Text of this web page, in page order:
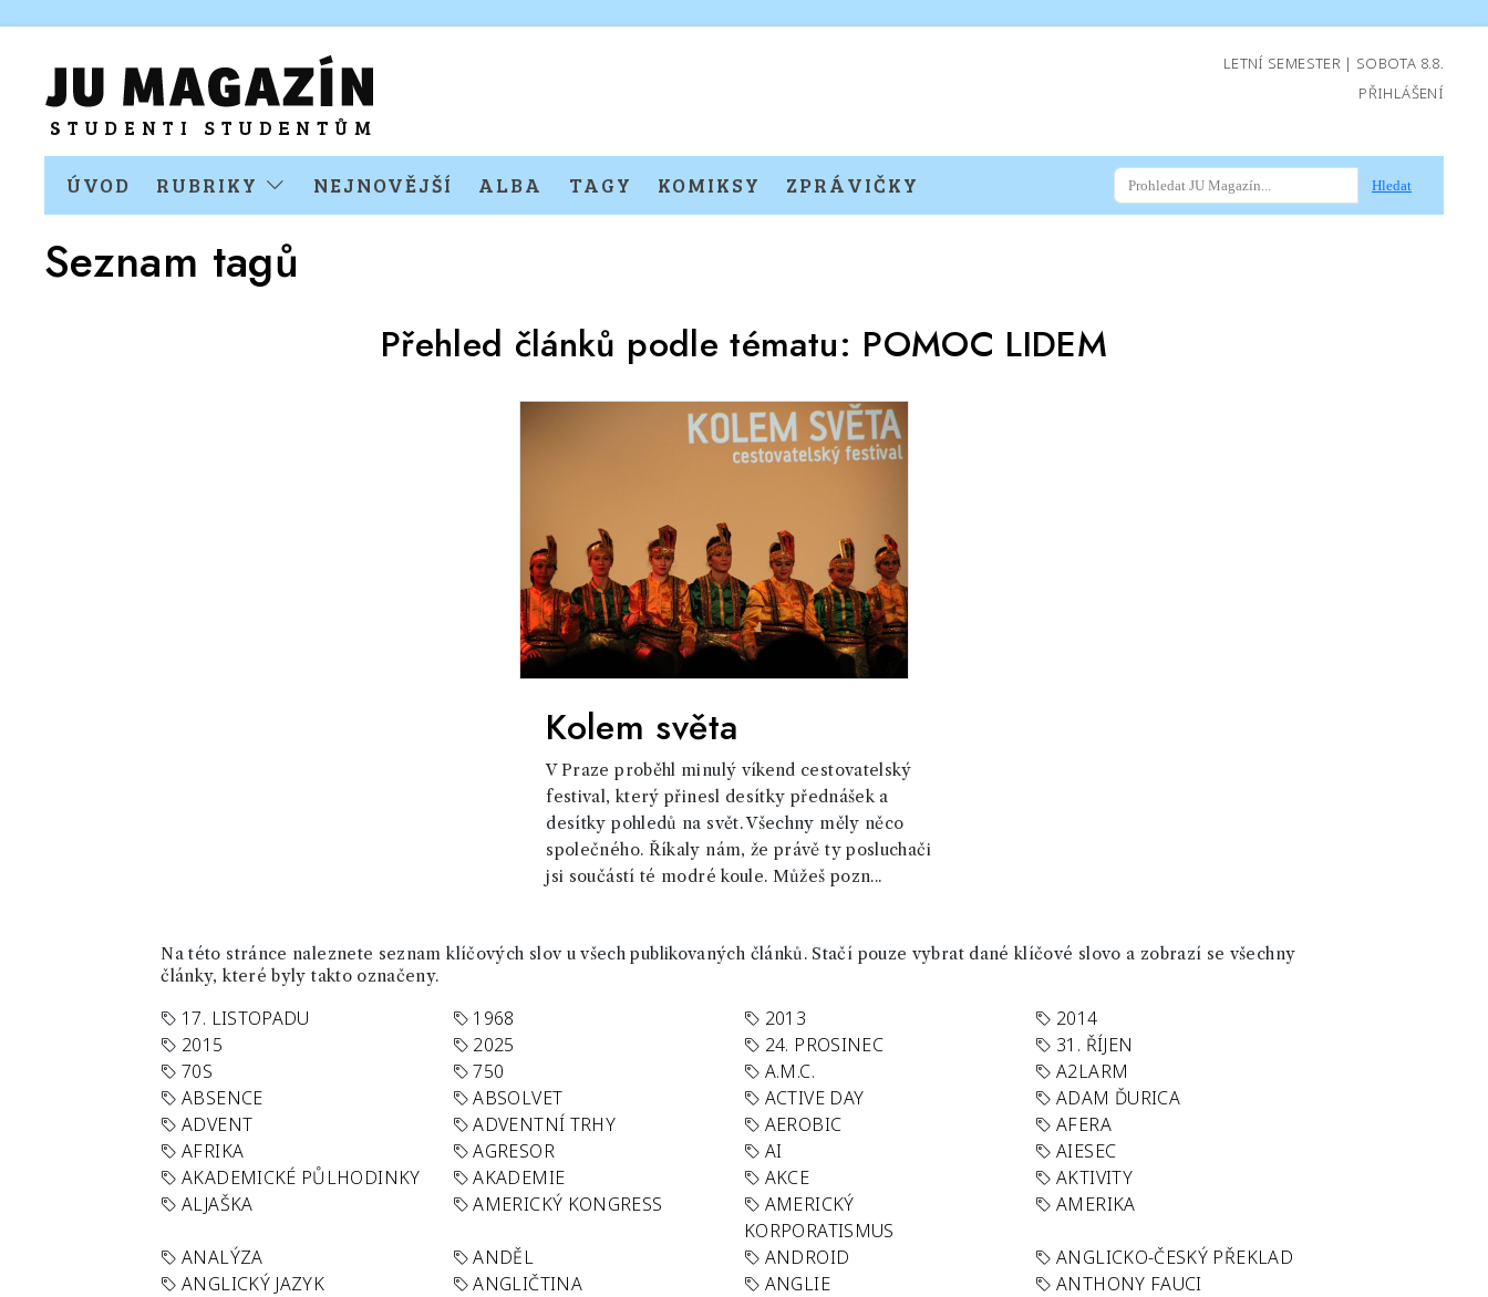
LETNÍ SEMESTER | SOBOTA 8.8.
PŘIHLÁŠENÍ
ÚVOD RUBRIKY NEJNOVĚJŠÍ ALBA TAGY KOMIKSY ZPRÁVIČKY Hledat
Seznam tagů
Přehled článků podle tématu: POMOC LIDEM
Kolem světa
V Praze proběhl minulý víkend cestovatelský
festival, který přinesl desítky přednášek a
desítky pohledů na svět. Všechny měly něco
společného. Říkaly nám, že právě ty posluchači
jsi součástí té modré koule. Můžeš pozn...
Na této stránce naleznete seznam klíčových slov u všech publikovaných článků. Stačí pouze vybrat dané klíčové slovo a zobrazí se všechny
články, které byly takto označeny.
17. LISTOPADU 1968 2013
2014
2015
2025 24. PROSINEC
31. ŘÍJEN
70S
750 A.M.C.
A2LARM
ABSENCE
ABSOLVET ACTIVE DAY
ADAM ĎURICA
ADVENT
ADVENTNÍ TRHY AEROBIC
AFERA
AFRIKA
AGRESOR AI
AIESEC
AKADEMICKÉ PŮLHODINKY
AKADEMIE AKCE
AKTIVITY
ALJAŠKA
AMERICKÝ KONGRESS
AMERICKÝ
KORPORATISMUS
AMERIKA
ANALÝZA ANDĚL ANDROID
ANGLICKO-ČESKÝ PŘEKLAD
ANGLICKÝ JAZYK
ANGLIČTINA ANGLIE
ANTHONY FAUCI